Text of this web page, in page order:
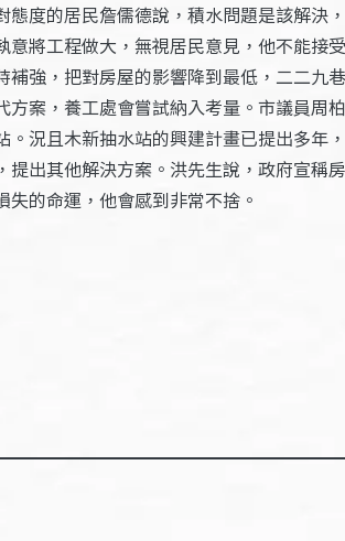
度的居民詹儒德說，積水問題是該解
將工程做大，無視居民意見，他不能
強，把對房屋的影響降到最低，二二
案，養工處會嘗試納入考量。市議員
況且木新抽水站的興建計畫已提出多
出其他解決方案。洪先生說，政府宣
的命運，他會感到非常不捨。